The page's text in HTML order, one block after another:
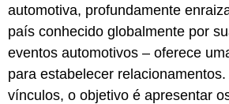
automotiva, profundamente
país conhecido globalmente por
eventos automotivos – oferece
para estabelecer
vínculos, o objetivo é apresentar